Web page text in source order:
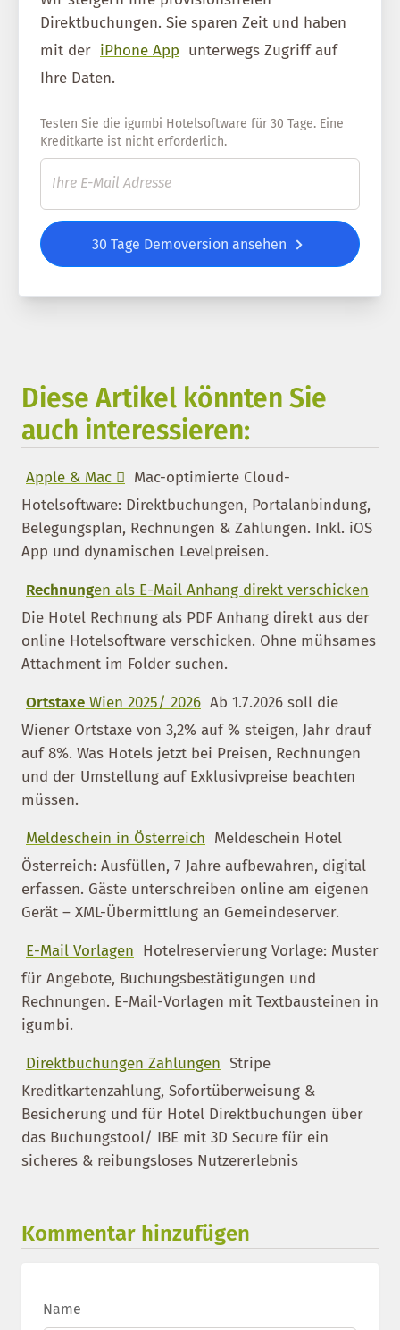
Direktbuchungen. Sie sparen Zeit und haben
mit der iPhone App unterwegs Zugriff auf
Ihre Daten.
Testen Sie die igumbi Hotelsoftware für 30 Tage. Eine
Kreditkarte ist nicht erforderlich.
30 Tage Demoversion ansehen
Diese Artikel könnten Sie
auch interessieren:
Apple & Mac  Mac-optimierte Cloud-
Hotelsoftware: Direktbuchungen, Portalanbindung,
Belegungsplan, Rechnungen & Zahlungen. Inkl. iOS
App und dynamischen Levelpreisen.
Rechnungen als E-Mail Anhang direkt verschicken
Die Hotel Rechnung als PDF Anhang direkt aus der
online Hotelsoftware verschicken. Ohne mühsames
Attachment im Folder suchen.
Ortstaxe Wien 2025/ 2026 Ab 1.7.2026 soll die
Wiener Ortstaxe von 3,2% auf % steigen, Jahr drauf
auf 8%. Was Hotels jetzt bei Preisen, Rechnungen
und der Umstellung auf Exklusivpreise beachten
müssen.
Meldeschein in Österreich Meldeschein Hotel
Österreich: Ausfüllen, 7 Jahre aufbewahren, digital
erfassen. Gäste unterschreiben online am eigenen
Gerät – XML-Übermittlung an Gemeindeserver.
E-Mail Vorlagen Hotelreservierung Vorlage: Muster
für Angebote, Buchungsbestätigungen und
Rechnungen. E-Mail-Vorlagen mit Textbausteinen in
igumbi.
Direktbuchungen Zahlungen Stripe
Kreditkartenzahlung, Sofortüberweisung &
Besicherung und für Hotel Direktbuchungen über
das Buchungstool/ IBE mit 3D Secure für ein
sicheres & reibungsloses Nutzererlebnis
Kommentar hinzufügen
Name